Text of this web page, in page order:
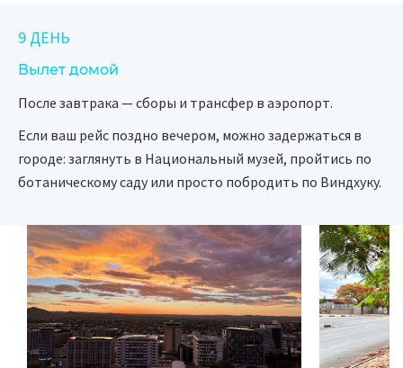
9 ДЕНЬ
Вылет домой
После завтрака — сборы и трансфер в аэропорт.
Если ваш рейс поздно вечером, можно задержаться в
городе: заглянуть в Национальный музей, пройтись по
ботаническому саду или просто побродить по Виндхуку.